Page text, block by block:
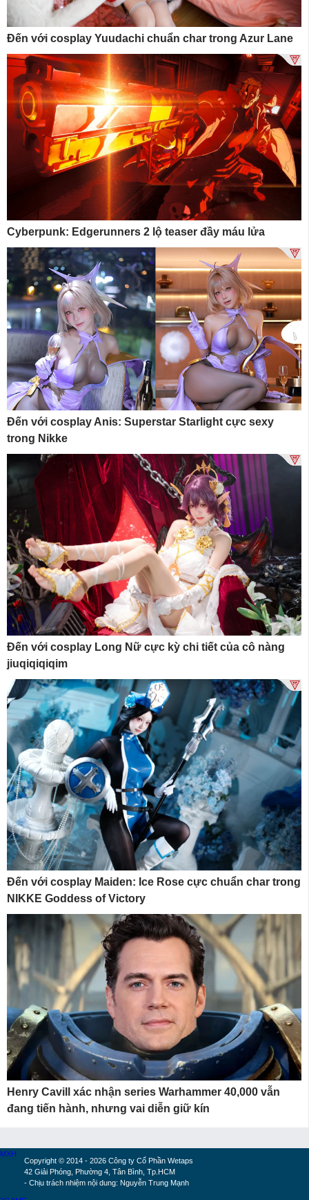
Đến với cosplay Yuudachi chuẩn char trong Azur Lane
Cyberpunk: Edgerunners 2 lộ teaser đầy máu lửa
Đến với cosplay Anis: Superstar Starlight cực sexy
trong Nikke
Đến với cosplay Long Nữ cực kỳ chi tiết của cô nàng
jiuqiqiqiqim
Đến với cosplay Maiden: Ice Rose cực chuẩn char trong
NIKKE Goddess of Victory
Henry Cavill xác nhận series Warhammer 40,000 vẫn
đang tiến hành, nhưng vai diễn giữ kín
Copyright © 2014 - 2026 Công ty Cổ Phần Wetaps
42 Giải Phóng, Phường 4, Tân Bình, Tp.HCM
- Chịu trách nhiệm nội dung: Nguyễn Trung Mạnh
MXH